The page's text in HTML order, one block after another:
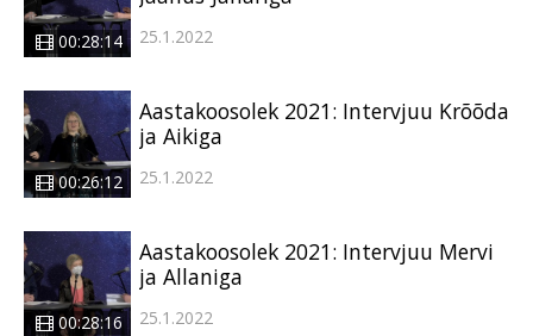
00:28:14 25.1.2022
00:26:12
Aastakoosolek 2021: Intervjuu Krõõda
ja Aikiga
25.1.2022
00:28:16
Aastakoosolek 2021: Intervjuu Mervi
ja Allaniga
25.1.2022